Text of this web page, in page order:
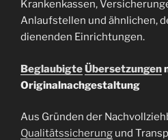
Krankenkassen,
Anlaufstellen und ähnlichen,
dienenden Einrichtungen.
BeglaubigteÜbersetzungen
Originalnachgestaltung
Aus Gründen der
Qualitätssicherung und